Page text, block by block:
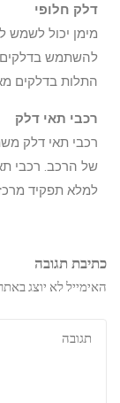
דלק חלופי
מימן יכול לשמש
להשתמש
התלות בדלקים
רכבי תאי דלק
רכבי תאי דלק
של הרכב. רכבי
למלא תפקיד
כתיבת תגובה
האימייל לא יוצג